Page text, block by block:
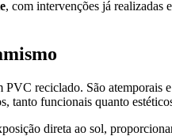
, com intervenções já realizadas
PVC reciclado. São
tanto funcionais quanto
direta ao sol,